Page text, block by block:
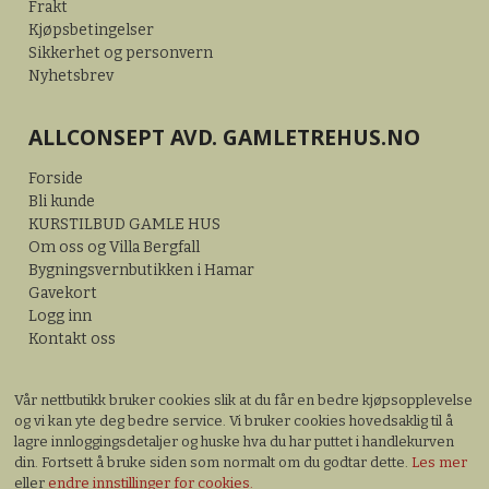
Frakt
Kjøpsbetingelser
Sikkerhet og personvern
Nyhetsbrev
ALLCONSEPT AVD. GAMLETREHUS.NO
Forside
Bli kunde
KURSTILBUD GAMLE HUS
Om oss og Villa Bergfall
Bygningsvernbutikken i Hamar
Gavekort
Logg inn
Kontakt oss
Vår nettbutikk bruker cookies slik at du får en bedre kjøpsopplevelse
og vi kan yte deg bedre service. Vi bruker cookies hovedsaklig til å
lagre innloggingsdetaljer og huske hva du har puttet i handlekurven
din. Fortsett å bruke siden som normalt om du godtar dette.Les mer
eller endre innstillinger for cookies.